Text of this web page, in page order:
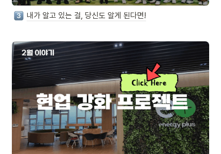
내가 알고 있는 걸, 당신도 알게 된다면!